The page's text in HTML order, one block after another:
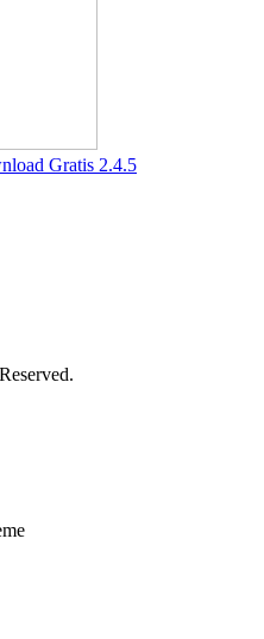
Gratis 2.4.5